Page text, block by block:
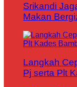
Srikandi
Makan
Langkah
Pj serta Plt